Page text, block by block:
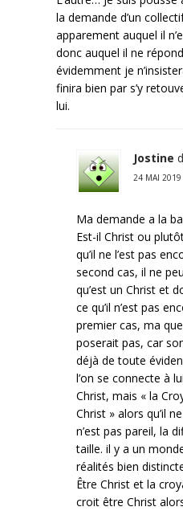
la demande d’un
apparement auquel il
donc auquel il ne
évidemment je
finira bien par s’y
lui.
Jostine
24 MAI
Ma demande a la
Est-il Christ ou
qu’il ne l’est pas
second cas, il ne
qu’est un Christ et
ce qu’il n’est pas
premier cas, ma
poserait pas, car
déjà de toute
l’on se connecte à
Christ, mais « la
Christ » alors qu’il
n’est pas pareil, la
taille. il y a un
réalités bien
Être Christ et la
croit être Christ